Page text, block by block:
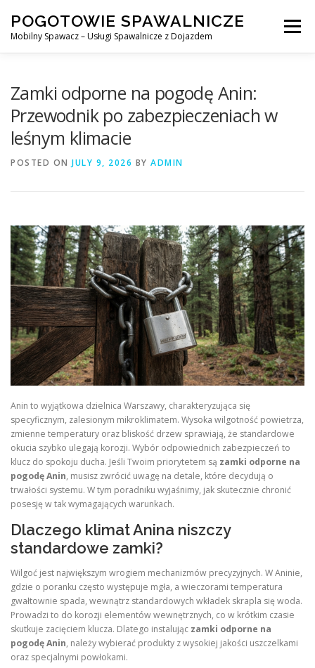
content
POGOTOWIE SPAWALNICZE
Mobilny Spawacz – Usługi Spawalnicze z Dojazdem
Menu
SPAWANIE MIG/MAG (GMAW)
Zamki odporne na pogodę Anin:
Przewodnik po zabezpieczeniach w
leśnym klimacie
POSTED ON JULY 9, 2026 BY ADMIN
Anin to wyjątkowa dzielnica Warszawy, charakteryzująca się
specyficznym, zalesionym mikroklimatem. Wysoka wilgotność powietrza,
zmienne temperatury oraz bliskość drzew sprawiają, że standardowe
okucia szybko ulegają korozji. Wybór odpowiednich zabezpieczeń to
klucz do spokoju ducha. Jeśli Twoim priorytetem są zamki odporne na
pogodę Anin, musisz zwrócić uwagę na detale, które decydują o
trwałości systemu. W tym poradniku wyjaśnimy, jak skutecznie chronić
posesję w tak wymagających warunkach.
Dlaczego klimat Anina niszczy
standardowe zamki?
Wilgoć jest największym wrogiem mechanizmów precyzyjnych. W Aninie,
gdzie o poranku często występuje mgła, a wieczorami temperatura
gwałtownie spada, wewnątrz standardowych wkładek skrapla się woda.
Prowadzi to do korozji elementów wewnętrznych, co w krótkim czasie
skutkuje zacięciem klucza. Dlatego instalując zamki odporne na
pogodę Anin, należy wybierać produkty z wysokiej jakości uszczelkami
oraz specjalnymi powłokami.